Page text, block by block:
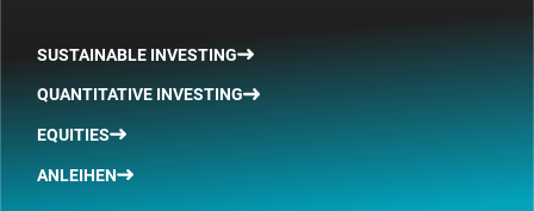
SUSTAINABLE INVESTING
QUANTITATIVE INVESTING
EQUITIES
ANLEIHEN